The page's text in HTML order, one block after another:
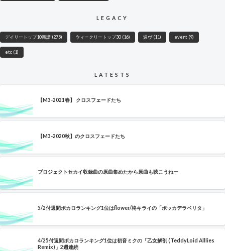
LEGACY
デイリートップ10新譜 (275) ウィークリートップ30 (16) 週ヴ(11) event (9)
etc (1)
LATESTS
【M3-2021春】 クロスフェードたち
【M3-2020秋】のクロスフェードたち
プロジェクトセカイ収録曲の原曲集めたから原曲も聴こうねー
5/2付週間ボカロランキング1位はflower/柊キライの「ボッカデラベリタ」
4/25付週間ボカロランキング1位は初音ミクの「乙女解剖 (TeddyLoid Alllies
Remix)」2週連続